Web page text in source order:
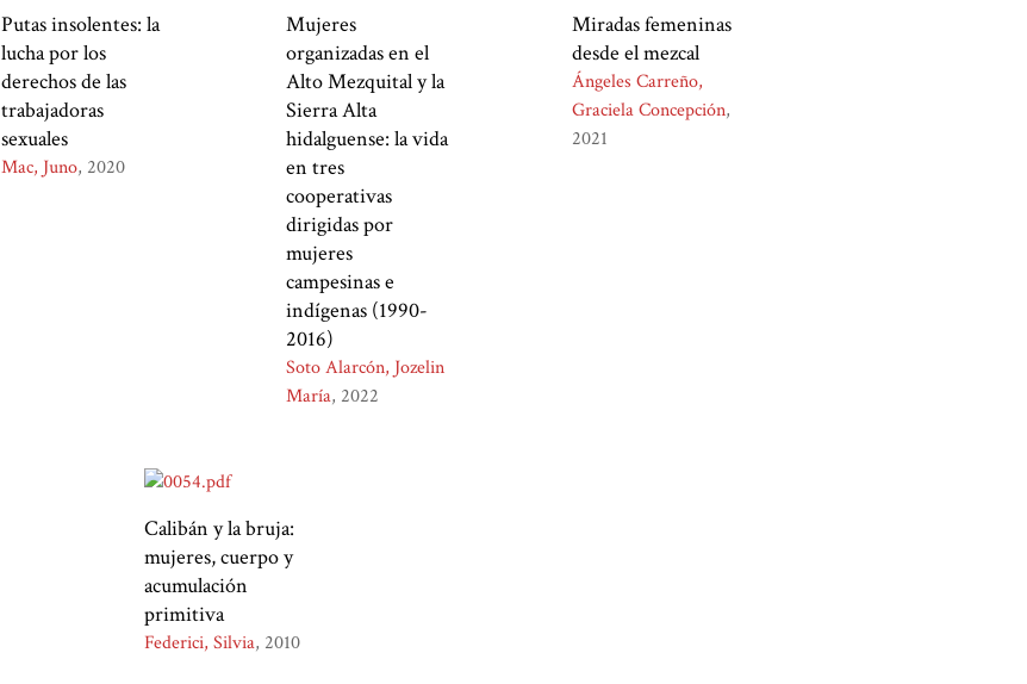
Putas insolentes: la
lucha por los
derechos de las
trabajadoras
sexuales
Mac, Juno 2020
Mujeres
organizadas en el
Alto Mezquital y la
Sierra Alta
hidalguense: la vida
en tres
cooperativas
dirigidas por
mujeres
campesinas e
indígenas (1990-
2016)
Soto Alarcón, Jozelin
María 2022
Miradas femeninas
desde el mezcal
Ángeles Carreño,
Graciela Concepción
2021
Calibán y la bruja:
mujeres, cuerpo y
acumulación
primitiva
Federici, Silvia 2010